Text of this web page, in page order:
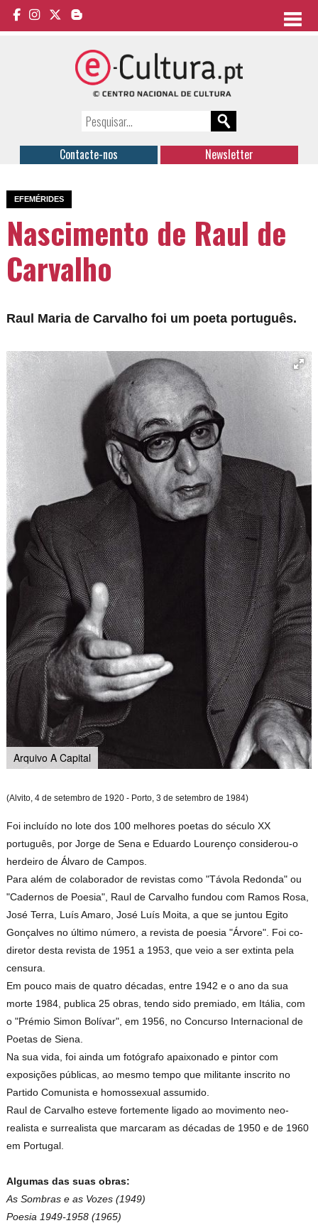
Contacte-nos Newsletter
EFEMÉRIDES
Nascimento de Raul de
Carvalho
Raul Maria de Carvalho foi um poeta português.
Arquivo A Capital
(Alvito, 4 de setembro de 1920 - Porto, 3 de setembro de 1984)
Foi incluído no lote dos 100 melhores poetas do século XX
português, por Jorge de Sena e Eduardo Lourenço considerou-o
herdeiro de Álvaro de Campos.
Para além de colaborador de revistas como "Távola Redonda" ou
"Cadernos de Poesia", Raul de Carvalho fundou com Ramos Rosa,
José Terra, Luís Amaro, José Luís Moita, a que se juntou Egito
Gonçalves no último número, a revista de poesia "Árvore". Foi co-
diretor desta revista de 1951 a 1953, que veio a ser extinta pela
censura.
Em pouco mais de quatro décadas, entre 1942 e o ano da sua
morte 1984, publica 25 obras, tendo sido premiado, em Itália, com
o "Prémio Simon Bolívar", em 1956, no Concurso Internacional de
Poetas de Siena.
Na sua vida, foi ainda um fotógrafo apaixonado e pintor com
exposições públicas, ao mesmo tempo que militante inscrito no
Partido Comunista e homossexual assumido.
Raul de Carvalho esteve fortemente ligado ao movimento neo-
realista e surrealista que marcaram as décadas de 1950 e de 1960
em Portugal.
Algumas das suas obras:
As Sombras e as Vozes (1949)
Poesia 1949-1958 (1965)